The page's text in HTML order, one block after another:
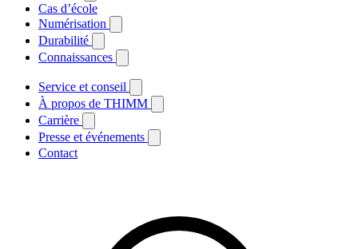
Cas d’école
Numérisation
Durabilité
Connaissances
Service et conseil
À propos de THIMM
Carrière
Presse et événements
Contact